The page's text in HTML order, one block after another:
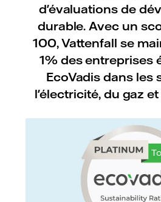
d'évaluations de
durable. Avec un
100, Vattenfall se
1% des entreprises
EcoVadis dans les
l'électricité, du gaz